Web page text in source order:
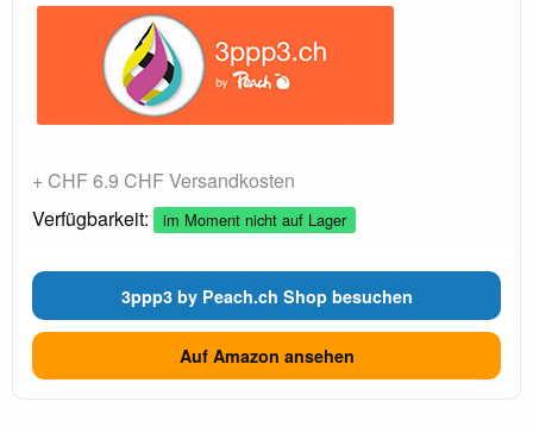
+ CHF 6.9 CHF Versandkosten
Verfügbarkeit:
im Moment nicht auf Lager
3ppp3 by Peach.ch Shop besuchen
Auf Amazon ansehen